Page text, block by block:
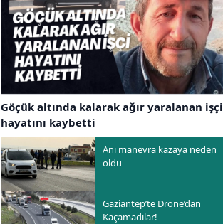
Göçük altında kalarak ağır yaralanan işçi
hayatını kaybetti
Ani manevra kazaya neden
oldu
Gaziantep’te Drone’dan
Kaçamadılar!